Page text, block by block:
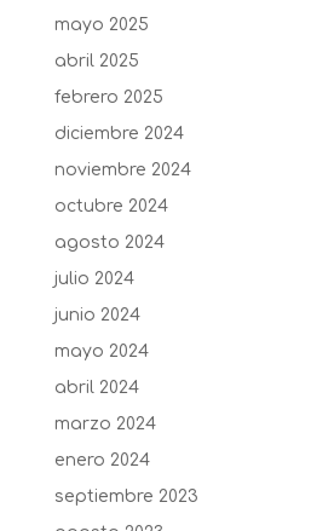
mayo 2025
abril 2025
febrero 2025
diciembre 2024
noviembre 2024
octubre 2024
agosto 2024
julio 2024
junio 2024
mayo 2024
abril 2024
marzo 2024
enero 2024
septiembre 2023